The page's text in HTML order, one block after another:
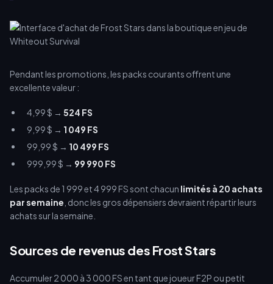
Pendant les promotions, les packs courants offrent une
excellente valeur :
4,99 $ → 524 FS
9,99 $ → 1 049 FS
99,99 $ → 10 499 FS
999,99 $ → 99 990 FS
Les packs de 1 999 et 4 999 FS sont chacun limités à 20 achats
par semaine , donc les gros dépensiers devraient répartir leurs
achats sur la semaine.
Sources de revenus des Frost Stars
Accumuler 2 000 à 3 000 FS en tant que joueur F2P ou petit